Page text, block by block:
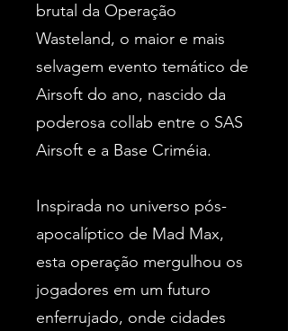
brutal da Operação
Wasteland, o maior e mais
selvagem evento temático de
Airsoft do ano, nascido da
poderosa collab entre o SAS
Airsoft e a Base Criméia.
Inspirada no universo pós-
apocalíptico de Mad Max,
esta operação mergulhou os
jogadores em um futuro
enferrujado, onde cidades